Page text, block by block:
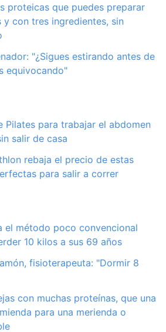
proteicas que puedes preparar
con tres ingredientes, sin
"¿Sigues estirando antes de
equivocando"
Pilates para trabajar el abdomen
salir de casa
rebaja el precio de estas
para salir a correr
el método poco convencional
10 kilos a sus 69 años
fisioterapeuta: "Dormir 8
con muchas proteínas, que una
para una merienda o